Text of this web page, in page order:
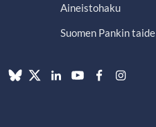
Aineistohaku
Suomen Pankin taide